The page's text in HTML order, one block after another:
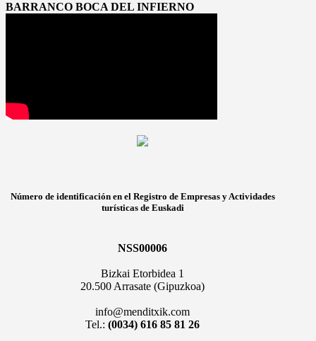
BARRANCO BOCA DEL INFIERNO
Número de identificación en el Registro de Empresas y Actividades
turísticas de Euskadi
NSS00006
Bizkai Etorbidea 1
20.500 Arrasate (Gipuzkoa)
info@menditxik.com
Tel.:(0034) 616 85 81 26